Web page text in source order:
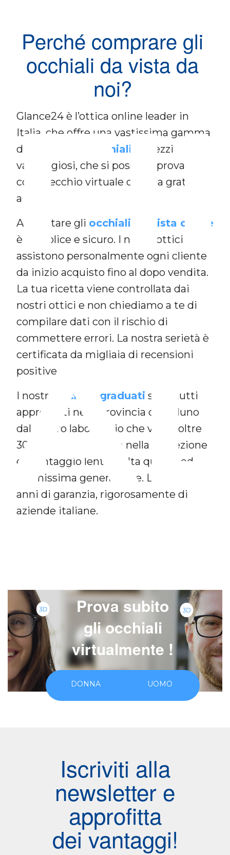
Perché comprare gli
occhiali da vista da
noi?
Glance24 è l’ottica online leader in
Italia, che offre una vastissima gamma
di
montature occhiali
a prezzi
vantaggiosi, che si possono provare
con specchio virtuale o prova gratuita
a casa.
Acquistare gli occhiali da vista online
è semplice e sicuro. I nostri ottici
assistono personalmente ogni cliente
da inizio acquisto fino al dopo vendita.
La tua ricetta viene controllata dai
nostri ottici e non chiediamo a te di
compilare dati con il rischio di
commettere errori. La nostra serietà è
certificata da migliaia di recensioni
positive.
I nostri
occhiali graduati sono tutti
approntati nella provincia di Belluno
dal nostro laboratorio che vanta oltre
30 anni di esperienza nella confezione
e montaggio lenti di alta qualità ed
ultimissima generazione. Lenti con 2
anni di garanzia, rigorosamente di
aziende italiane.
Prova subito
gli occhiali
virtualmente !
DONNA UOMO
Iscriviti alla
newsletter e
approfitta
dei vantaggi!